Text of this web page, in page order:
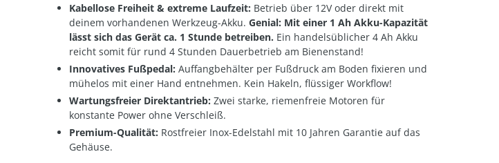
Kabellose Freiheit & extreme Laufzeit: Betrieb über 12V oder direkt mit
deinem vorhandenen Werkzeug-Akku. Genial: Mit einer 1 Ah Akku-Kapazität
lässt sich das Gerät ca. 1 Stunde betreiben. Ein handelsüblicher 4 Ah Akku
reicht somit für rund 4 Stunden Dauerbetrieb am Bienenstand!
Innovatives Fußpedal: Auffangbehälter per Fußdruck am Boden fixieren und
mühelos mit einer Hand entnehmen. Kein Hakeln, flüssiger Workflow!
Wartungsfreier Direktantrieb: Zwei starke, riemenfreie Motoren für
konstante Power ohne Verschleiß.
Premium-Qualität: Rostfreier Inox-Edelstahl mit 10 Jahren Garantie auf das
Gehäuse.